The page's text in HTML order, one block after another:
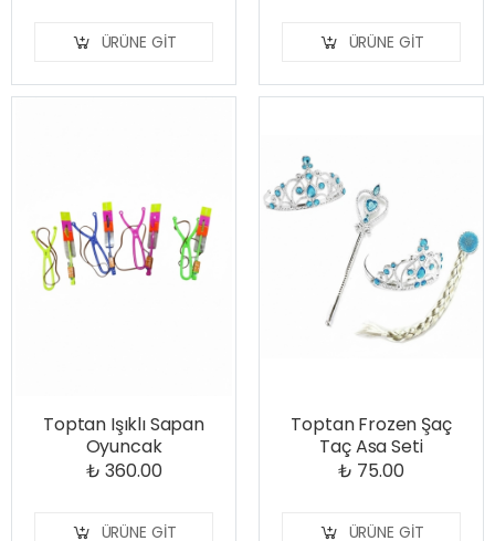
ÜRÜNE GIT ÜRÜNE GIT
Toptan Işıklı Sapan
Oyuncak
₺ 360.00
ÜRÜNE GIT
Toptan Frozen Şaç
Taç Asa Seti
₺ 75.00
ÜRÜNE GIT